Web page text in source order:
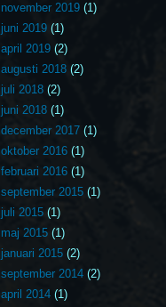
november 2019(1)
juni 2019(1)
april 2019(2)
augusti 2018(2)
juli 2018(2)
juni 2018(1)
december 2017(1)
oktober 2016(1)
februari 2016(1)
september 2015(1)
juli 2015(1)
maj 2015(1)
januari 2015(2)
september 2014(2)
april 2014(1)